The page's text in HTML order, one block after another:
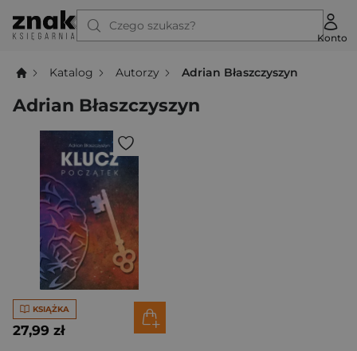
Czego szukasz?
Konto
Katalog Autorzy Adrian Błaszczyszyn
Adrian Błaszczyszyn
KSIĄŻKA
27,99 zł